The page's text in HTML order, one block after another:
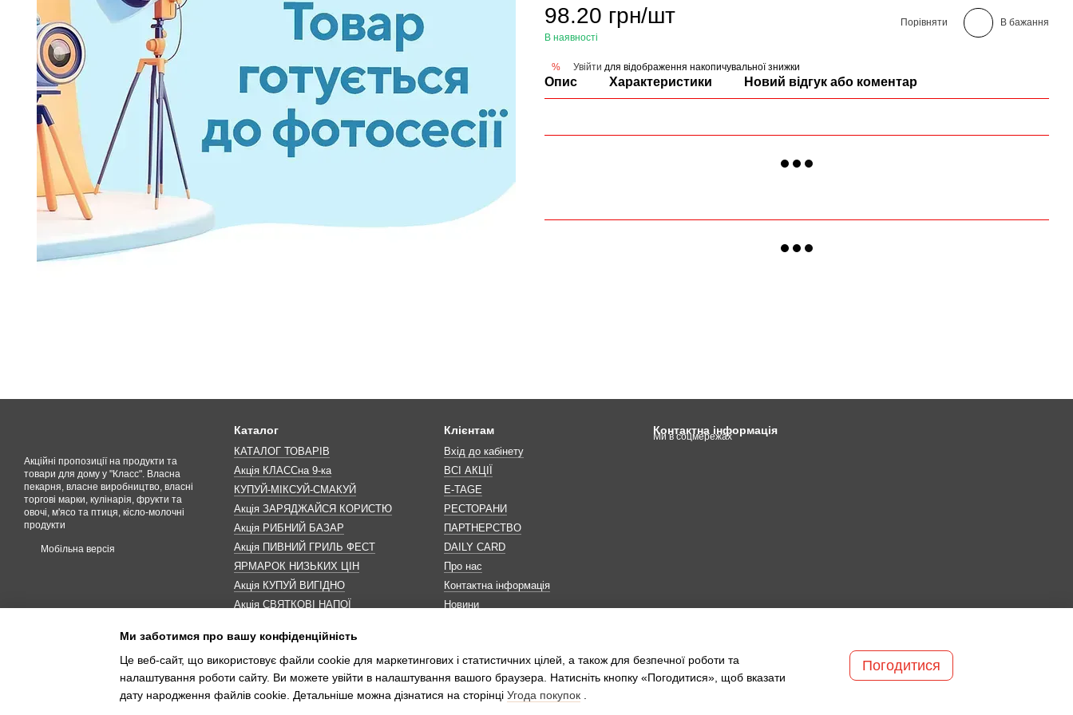
98.20 грн/шт
В наявності
Порівняти В бажання
% Увійти для відображення накопичувальної знижки
Опис Характеристики Новий відгук або коментар
Акційні пропозиції на продукти та
товари для дому у "Класс". Власна
пекарня, власне виробництво, власні
торгові марки, кулінарія, фрукти та
овочі, м'ясо та птиця, кісло-молочні
продукти
Мобільна версія
Каталог
КАТАЛОГ ТОВАРІВ
Акція КЛАССна 9-ка
КУПУЙ-МІКСУЙ-СМАКУЙ
Акція ЗАРЯДЖАЙСЯ КОРИСТЮ
Акція РИБНИЙ БАЗАР
Акція ПИВНИЙ ГРИЛЬ ФЕСТ
ЯРМАРОК НИЗЬКИХ ЦІН
Акція КУПУЙ ВИГІДНО
Акція СВЯТКОВІ НАПОЇ
Акція ДО МАКОВЕЯ
ІНШІ АКЦІЇ
Клієнтам
Вхід до кабінету
ВСІ АКЦІЇ
E-TAGE
РЕСТОРАНИ
ПАРТНЕРСТВО
DAILY CARD
Про нас
Контактна інформація
Новини
Контактна інформація
Ми в соцмережах
Ми заботимся про вашу конфіденційність
Це веб-сайт, що використовує файли cookie для маркетингових і статистичних цілей, а також для безпечної роботи та
налаштування роботи сайту. Ви можете увійти в налаштування вашого браузера. Натисніть кнопку «Погодитися», щоб вказати
дату народження файлів cookie. Детальніше можна дізнатися на сторінці Угода покупок
Погодитися